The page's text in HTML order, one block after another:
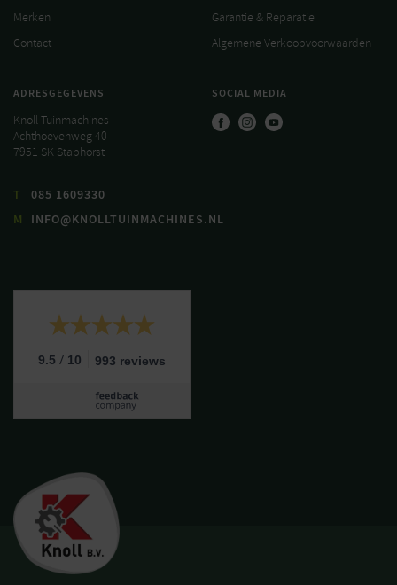
Merken
Contact
Garantie & Reparatie
Algemene Verkoopvoorwaarden
ADRESGEGEVENS
Knoll Tuinmachines
Achthoevenweg 40
7951 SK Staphorst
T
085 1609330
M
INFO@KNOLLTUINMACHINES.NL
SOCIAL MEDIA
9.5 / 10 993 reviews